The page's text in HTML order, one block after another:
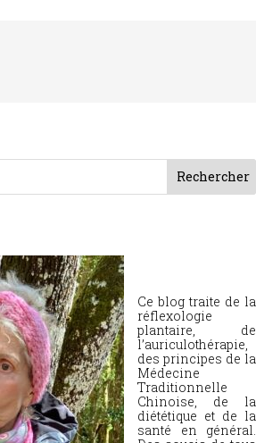
Ce blog traite de la
réflexologie
plantaire, de
l’auriculothérapie,
des principes de la
Médecine
Traditionnelle
Chinoise, de la
diététique et de la
santé en général.